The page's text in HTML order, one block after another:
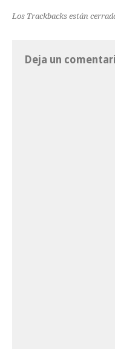
Los Trackbacks están
Deja un